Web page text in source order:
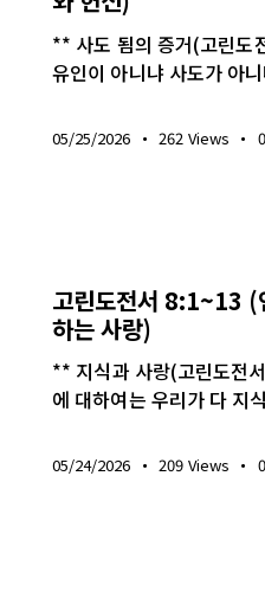
** 사도 됨의 증거(고린도
유인이 아니냐 사도가 아
05/25/2026 262 Views 0
고린도전서 8:1~13 (
하는 사랑)
** 지식과 사랑(고린도전
에 대하여는 우리가 다 지
05/24/2026 209 Views 0